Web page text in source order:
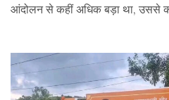
आंदोलन से कहीं अधिक बड़ा था, उससे